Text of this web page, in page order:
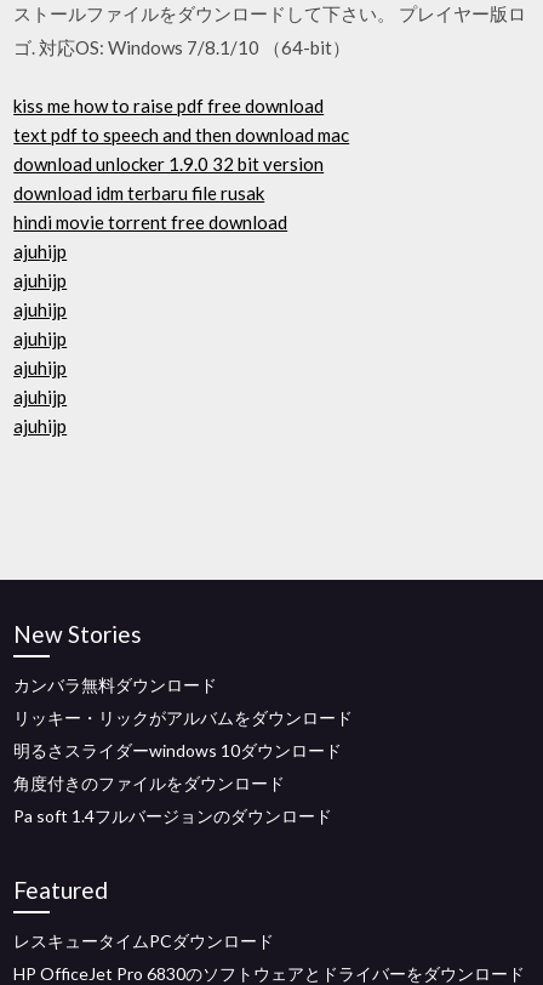
ストールファイルをダウンロードして下さい。 プレイヤー版ロ
ゴ. 対応OS: Windows 7/8.1/10 （64-bit）
kiss me how to raise pdf free download
text pdf to speech and then download mac
download unlocker 1.9.0 32 bit version
download idm terbaru file rusak
hindi movie torrent free download
ajuhijp
ajuhijp
ajuhijp
ajuhijp
ajuhijp
ajuhijp
ajuhijp
New Stories
カンバラ無料ダウンロード
リッキー・リックがアルバムをダウンロード
明るさスライダーwindows 10ダウンロード
角度付きのファイルをダウンロード
Pa soft 1.4フルバージョンのダウンロード
Featured
レスキュータイムPCダウンロード
HP OfficeJet Pro 6830のソフトウェアとドライバーをダウンロード